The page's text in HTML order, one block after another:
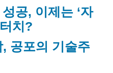
공, 이제는 ‘자
치?
공포의 기술주